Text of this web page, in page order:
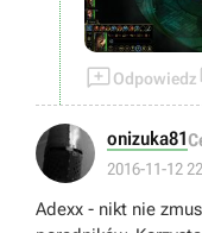
Odpowiedz
onizuka81
2016-11-12
Adexx - nikt nie